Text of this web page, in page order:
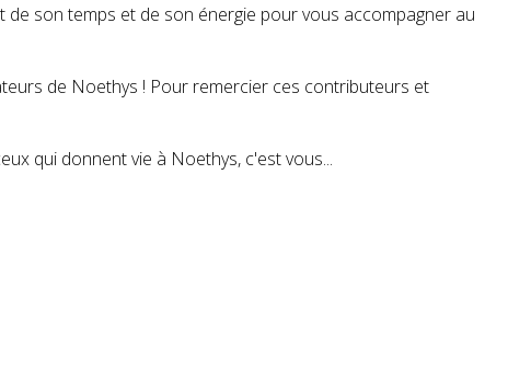
son temps et de son énergie pour vous accompagner au
de Noethys ! Pour remercier ces contributeurs et
qui donnent vie à Noethys, c'est vous...